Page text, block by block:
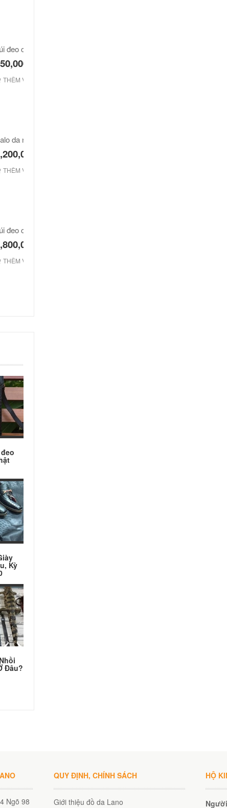
đeo chéo Jeep giá rẻ 04
THÊM VÀO GIỎ
da nam hàn quốc cao cấp
THÊM VÀO GIỎ
THÊM VÀO GIỎ
Kỳ
Đâu?
Ngõ 98
QUY ĐỊNH, CHÍNH SÁCH
Giới thiệu đồ da Lano
HỘ